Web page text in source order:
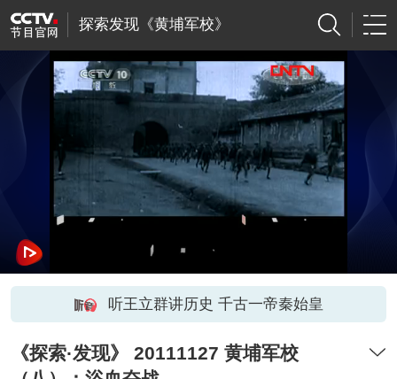
探索发现《黄埔军校》
听王立群讲历史 千古一帝秦始皇
《探索·发现》 20111127 黄埔军校